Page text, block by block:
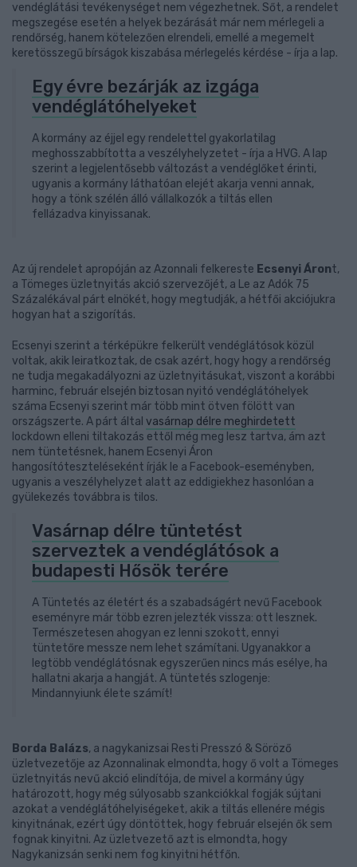
vendéglátási tevékenységet nem végezhetnek. Sőt, a rendelet
megszegése esetén a helyek bezárását már nem mérlegeli a
rendőrség, hanem kötelezően elrendeli, emellé a megemelt
keretösszegű bírságok kiszabása mérlegelés kérdése - írja a lap.
Egy évre bezárják az izgága
vendéglátóhelyeket
A kormány az éjjel egy rendelettel gyakorlatilag
meghosszabbította a veszélyhelyzetet - írja a HVG. A lap
szerint a legjelentősebb változást a vendéglőket érinti,
ugyanis a kormány láthatóan elejét akarja venni annak,
hogy a tönk szélén álló vállalkozók a tiltás ellen
fellázadva kinyissanak.
Az új rendelet apropóján az Azonnali felkereste Ecsenyi Áront,
a Tömeges üzletnyitás akció szervezőjét, a Le az Adók 75
Százalékával párt elnökét, hogy megtudják, a hétfői akciójukra
hogyan hat a szigorítás.
Ecsenyi szerint a térképükre felkerült vendéglátósok közül
voltak, akik leiratkoztak, de csak azért, hogy hogy a rendőrség
ne tudja megakadályozni az üzletnyitásukat, viszont a korábbi
harminc, február elsején biztosan nyitó vendéglátóhelyek
száma Ecsenyi szerint már több mint ötven fölött van
országszerte. A párt által vasárnap délre meghirdetett
lockdown elleni tiltakozás ettől még meg lesz tartva, ám azt
nem tüntetésnek, hanem Ecsenyi Áron
hangosítóteszteléseként írják le a Facebook-eseményben,
ugyanis a veszélyhelyzet alatt az eddigiekhez hasonlóan a
gyülekezés továbbra is tilos.
Vasárnap délre tüntetést
szerveztek a vendéglátósok a
budapesti Hősök terére
A Tüntetés az életért és a szabadságért nevű Facebook
eseményre már több ezren jelezték vissza: ott lesznek.
Természetesen ahogyan ez lenni szokott, ennyi
tüntetőre messze nem lehet számítani. Ugyanakkor a
legtöbb vendéglátósnak egyszerűen nincs más esélye, ha
hallatni akarja a hangját. A tüntetés szlogenje:
Mindannyiunk élete számít!
Borda Balázs, a nagykanizsai Resti Presszó & Söröző
üzletvezetője az Azonnalinak elmondta, hogy ő volt a Tömeges
üzletnyitás nevű akció elindítója, de mivel a kormány úgy
határozott, hogy még súlyosabb szankciókkal fogják sújtani
azokat a vendéglátóhelyiségeket, akik a tiltás ellenére mégis
kinyitnának, ezért úgy döntöttek, hogy február elsején ők sem
fognak kinyitni. Az üzletvezető azt is elmondta, hogy
Nagykanizsán senki nem fog kinyitni hétfőn.